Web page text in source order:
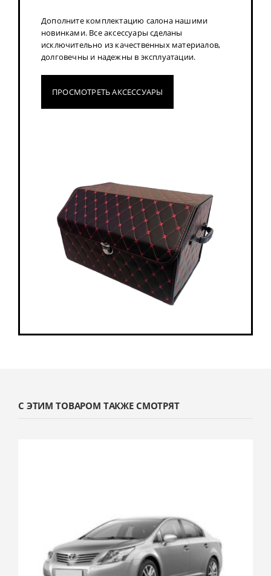
Дополните комплектацию салона нашими
новинками. Все аксессуары сделаны
исключительно из качественных материалов,
долговечны и надежны в эксплуатации.
ПРОСМОТРЕТЬ АКСЕССУАРЫ
С ЭТИМ ТОВАРОМ ТАКЖЕ СМОТРЯТ